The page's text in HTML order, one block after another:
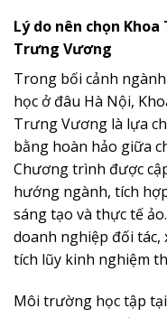
Lý do nên chọn
Trưng Vương
Trong bối cảnh
học ở đâu Hà Nội,
Trưng Vương là lựa
bằng hoàn hảo giữa
Chương trình được
hướng ngành, tích
sáng tạo và thực tế
doanh nghiệp đối tác,
tích lũy kinh nghiệm
Môi trường học tập